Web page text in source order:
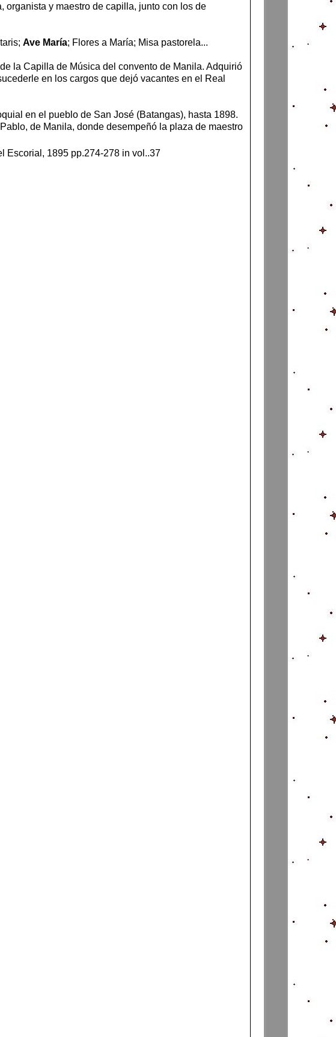
organista y maestro de capilla, junto con los de
Ave María; Flores a María; Misa pastorela...
la Capilla de Música del convento de Manila. Adquirió
en los cargos que dejó vacantes en el Real
en el pueblo de San José (Batangas), hasta 1898.
de Manila, donde desempeñó la plaza de maestro
Escorial, 1895 pp.274-278 in vol..37